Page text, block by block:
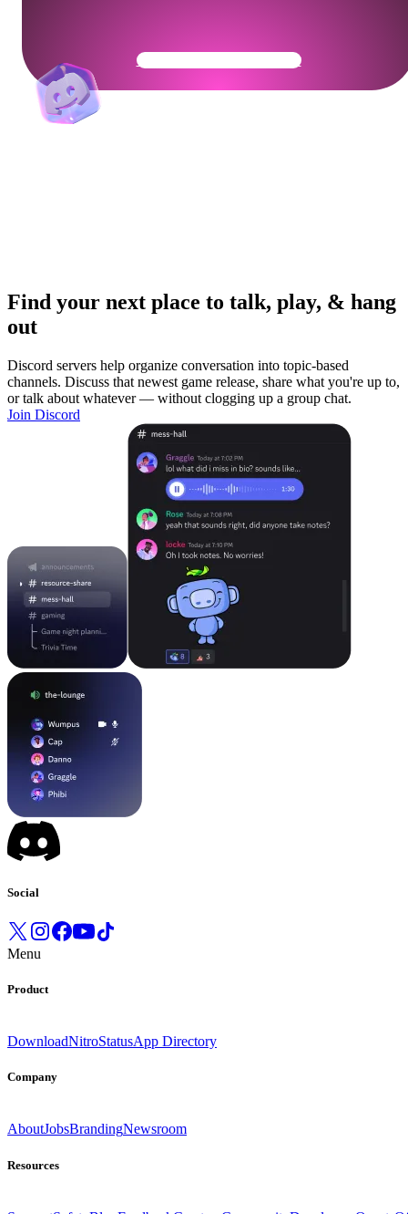
Get Your Community Ready
Find your next place to talk, play, & hang
out
Discord servers help organize conversation into topic-based
channels. Discuss that newest game release, share what you're up to,
or talk about whatever — without clogging up a group chat.
Join Discord
Social
Menu
Product
DownloadNitroStatusApp Directory
Company
AboutJobsBrandingNewsroom
Resources